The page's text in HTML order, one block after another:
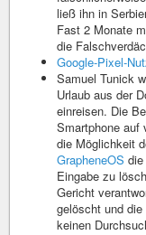
ließ ihn in
Fast 2 Monate
die
Google-Pixel-
Samuel Tunick
Urlaub aus der
einreisen. Die
Smartphone auf
die Möglichkeit
GrapheneOS
Eingabe zu
Gericht
gelöscht und
keinen